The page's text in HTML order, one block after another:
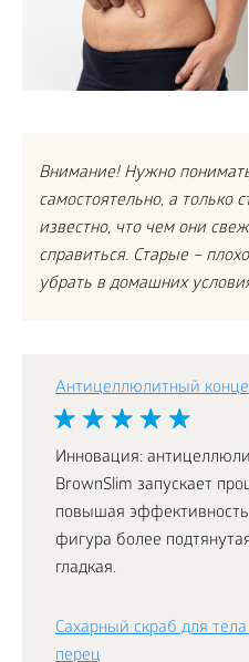
Внимание! Нужно
самостоятельно, а только
известно, что чем они
справиться. Старые –
убрать в домашних
Антицеллюлитный
Инновация:
BrownSlim запускает
повышая эффективность
фигура более
гладкая.
Сахарный скраб для
перец